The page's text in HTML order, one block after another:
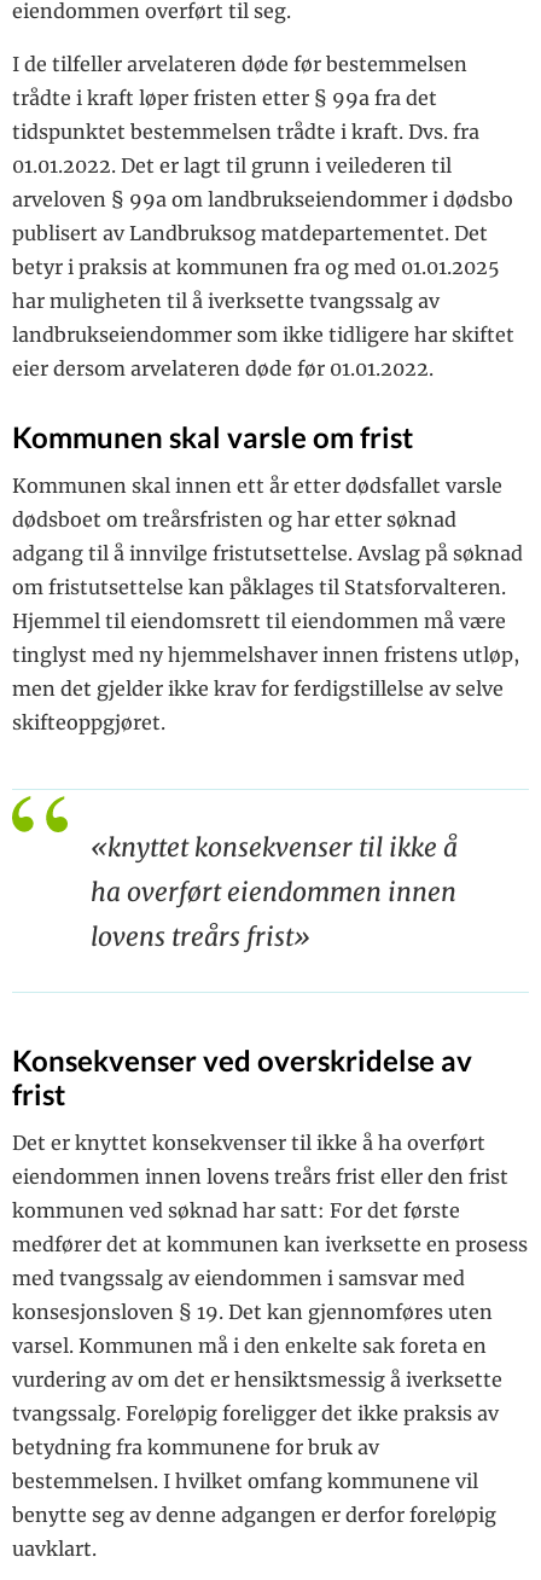
eiendommen overført til seg.
I de tilfeller arvelateren døde før bestemmelsen
trådte i kraft løper fristen etter § 99a fra det
tidspunktet bestemmelsen trådte i kraft. Dvs. fra
01.01.2022. Det er lagt til grunn i veilederen til
arveloven § 99a om landbrukseiendommer i dødsbo
publisert av Landbruksog matdepartementet. Det
betyr i praksis at kommunen fra og med 01.01.2025
har muligheten til å iverksette tvangssalg av
landbrukseiendommer som ikke tidligere har skiftet
eier dersom arvelateren døde før 01.01.2022.
Kommunen skal varsle om frist
Kommunen skal innen ett år etter dødsfallet varsle
dødsboet om treårsfristen og har etter søknad
adgang til å innvilge fristutsettelse. Avslag på søknad
om fristutsettelse kan påklages til Statsforvalteren.
Hjemmel til eiendomsrett til eiendommen må være
tinglyst med ny hjemmelshaver innen fristens utløp,
men det gjelder ikke krav for ferdigstillelse av selve
skifteoppgjøret.
«knyttet konsekvenser til ikke å
ha overført eiendommen innen
lovens treårs frist»
Konsekvenser ved overskridelse av
frist
Det er knyttet konsekvenser til ikke å ha overført
eiendommen innen lovens treårs frist eller den frist
kommunen ved søknad har satt: For det første
medfører det at kommunen kan iverksette en prosess
med tvangssalg av eiendommen i samsvar med
konsesjonsloven § 19. Det kan gjennomføres uten
varsel. Kommunen må i den enkelte sak foreta en
vurdering av om det er hensiktsmessig å iverksette
tvangssalg. Foreløpig foreligger det ikke praksis av
betydning fra kommunene for bruk av
bestemmelsen. I hvilket omfang kommunene vil
benytte seg av denne adgangen er derfor foreløpig
uavklart.